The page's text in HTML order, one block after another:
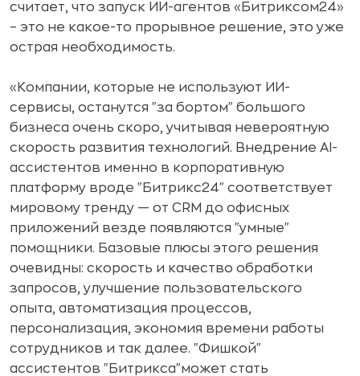
считает, что запуск ИИ-агентов «Битриксом24»
– это не какое-то прорывное решение, это уже
острая необходимость.
«Компании, которые не используют ИИ-
сервисы, останутся "за бортом" большого
бизнеса очень скоро, учитывая невероятную
скорость развития технологий. Внедрение AI-
ассистентов именно в корпоративную
платформу вроде "Битрикс24" соответствует
мировому тренду — от CRM до офисных
приложений везде появляются "умные"
помощники. Базовые плюсы этого решения
очевидны: скорость и качество обработки
запросов, улучшение пользовательского
опыта, автоматизация процессов,
персонализация, экономия времени работы
сотрудников и так далее. "Фишкой"
ассистентов "Битрикса"может стать